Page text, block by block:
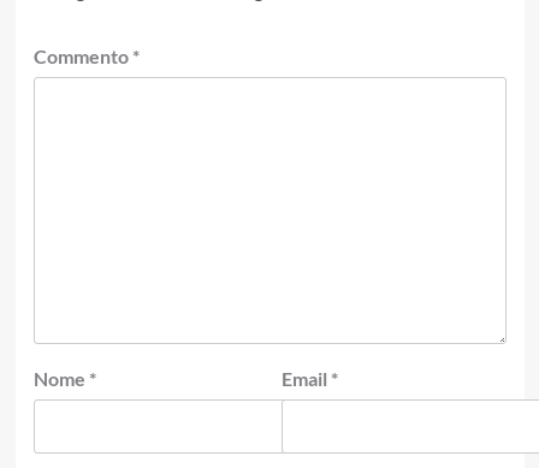
Commento *
Nome * Email *